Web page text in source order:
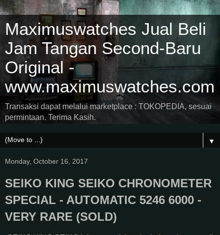
Maximuswatches Jual Beli
Jam Tangan Second-Baru
Original -
www.maximuswatches.com
Transaksi dapat melalui marketplace : TOKOPEDIA, sesuai
permintaan. Terima Kasih.
▼
Monday, October 16, 2017
SEIKO KING SEIKO CHRONOMETER
SPECIAL - AUTOMATIC 5246 6000 -
VERY RARE (SOLD)